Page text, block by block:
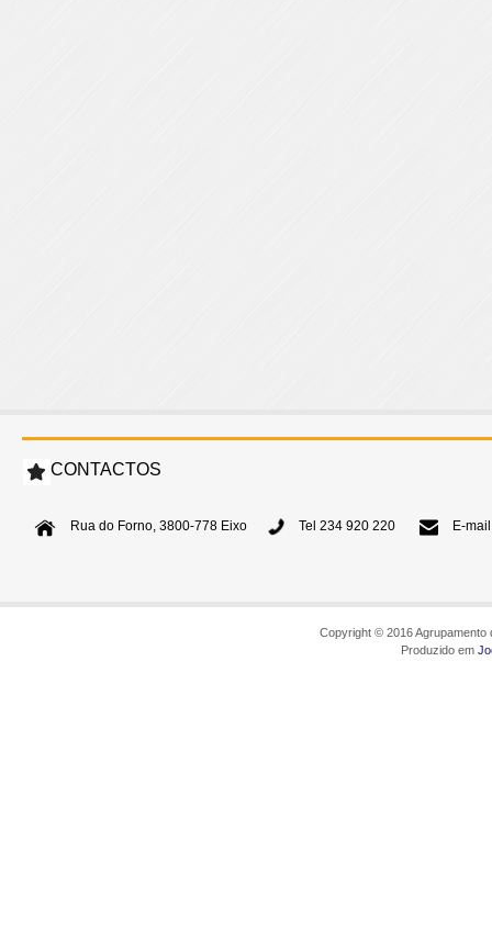
CONTACTOS
Rua do Forno, 3800-778 Eixo Tel 234 920 220 E-
Copyright © 2016
Produzido em